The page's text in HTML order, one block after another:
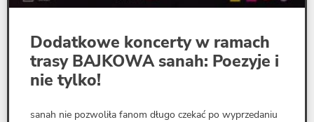
Dodatkowe koncerty w ramach
trasy BAJKOWA sanah: Poezyje i
nie tylko!
sanah nie pozwoliła fanom długo czekać po wyprzedaniu